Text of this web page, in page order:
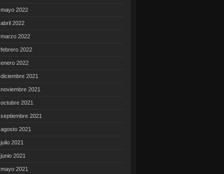
mayo 2022
abril 2022
marzo 2022
febrero 2022
enero 2022
diciembre 2021
noviembre 2021
octubre 2021
septiembre 2021
agosto 2021
julio 2021
junio 2021
mayo 2021